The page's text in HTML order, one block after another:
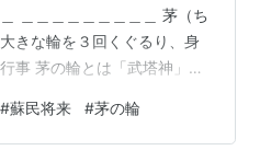
＿＿＿＿＿＿＿＿＿ 茅（ち
きな輪を３回くぐるり、身
事 茅の輪とは「武塔神」が
返しとして、疫病が流行し
ば疫病から免れることがで
#蘇民将来 #茅の輪